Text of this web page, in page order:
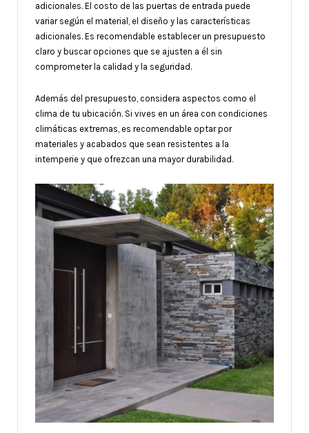
adicionales. El costo de las puertas de entrada puede
variar según el material, el diseño y las características
adicionales. Es recomendable establecer un presupuesto
claro y buscar opciones que se ajusten a él sin
comprometer la calidad y la seguridad.
Además del presupuesto, considera aspectos como el
clima de tu ubicación. Si vives en un área con condiciones
climáticas extremas, es recomendable optar por
materiales y acabados que sean resistentes a la
intemperie y que ofrezcan una mayor durabilidad.